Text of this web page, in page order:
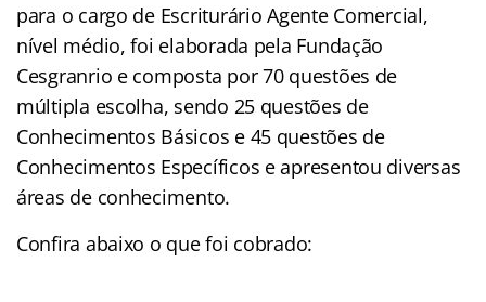
para o cargo de Escriturário Agente Comercial,
nível médio, foi elaborada pela Fundação
Cesgranrio e composta por 70 questões de
múltipla escolha, sendo 25 questões de
Conhecimentos Básicos e 45 questões de
Conhecimentos Específicos e apresentou diversas
áreas de conhecimento.
Confira abaixo o que foi cobrado: